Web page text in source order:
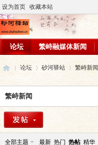
设为首页 收藏本站
论坛 繁峙融媒体新闻
论坛 砂河驿站 繁峙新闻
繁峙新闻
全部主题 最新 热门 热帖 精华